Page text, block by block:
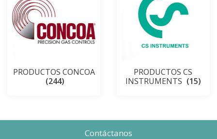
PRODUCTOS CONCOA
(244)
PRODUCTOS CS
INSTRUMENTS (15)
Contáctanos